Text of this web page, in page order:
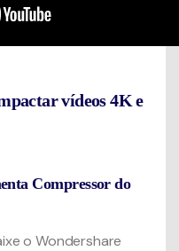
vídeos 4K e
Compressor do
o Wondershare